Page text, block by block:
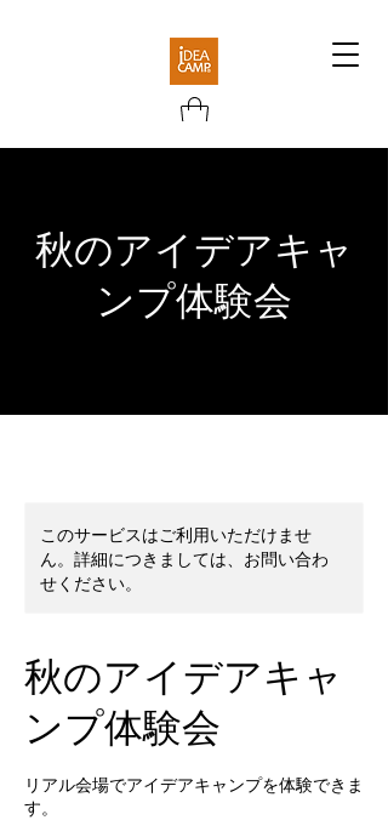
秋のアイデアキャ
ンプ体験会
このサービスはご利用いただけませ
ん。詳細につきましては、お問い合わ
せください。
秋のアイデアキャ
ンプ体験会
リアル会場でアイデアキャンプを体験できま
す。